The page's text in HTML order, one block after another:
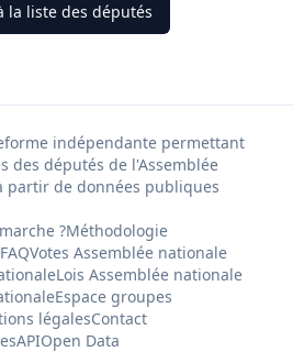
la liste des députés
indépendante permettant
des députés de l'Assemblée
partir de données publiques
?Méthodologie
FAQVotes Assemblée nationale
Lois Assemblée nationale
Espace groupes
légalesContact
APIOpen Data